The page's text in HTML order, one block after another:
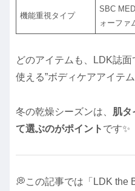
機能重視タイプ
SBC
ォーファ
どのアイテムも、LDK誌面
使える”ボディケアアイテム
冬の乾燥シーズンは、 肌タ
て選ぶのがポイント です✨
💭この記事では「LDK the